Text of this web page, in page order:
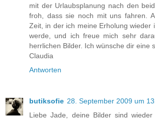
mit der Urlaubsplanung nach den
froh, dass sie noch mit uns fahren.
Zeit, in der ich meine Erholung wieder
werde, und ich freue mich sehr
herrlichen Bilder. Ich wünsche dir eine
Claudia
Antworten
butiksofie 28. September 2009 um
Liebe Jade, deine Bilder sind